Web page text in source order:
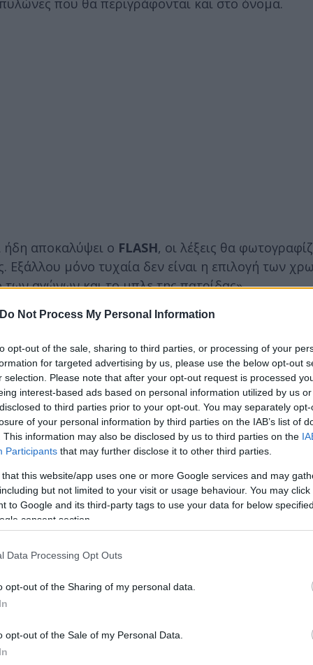
Do Not Process My Personal Information
opt-out of the sale, sharing to third parties, or processing of your
for targeted advertising by us, please use the below opt-out
selection. Please note that after your opt-out request is processed
interest-based ads based on personal information utilized by us
to third parties prior to your opt-out. You may separately
of your personal information by third parties on the IAB’s list of
This information may also be disclosed by us to third parties on the
Participants that may further disclose it to other third parties.
that this website/app uses one or more Google services and may
but not limited to your visit or usage behaviour. You may
to Google and its third-party tags to use your data for below
consent section.
Data Processing Opt Outs
opt-out of the Sharing of my personal data.
opt-out of the Sale of my Personal Data.
που θα περιγράφονται και στο όνομα.
ήδη αποκαλύψει ο FLASH, οι λέξεις θα
Εξάλλου μόνο τυχαία δεν είναι η επιλογή των
των αγώνων και το μπλε της πατρίδας».
λειτουργία θα είναι και βάση και της πρώτης
πολιτική, περιβάλλον, υγεία, παιδεία κλπ-
των πολιτών και των αρμοδίων